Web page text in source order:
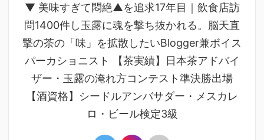
▼ 美味すぎて悶絶▲を追求17年目｜飲食店訪
問1400件し玉露に魂を撃ち抜かれる。脳天直
撃の茶の「味」を拡散したいBlogger兼ボイス
パーカショニスト 【茶実績】日本茶アドバイ
ザー・玉露の淹れ方コンテスト準決勝出場
【酒資格】シードルアンバサダー・メスカレ
ロ・ビール検定3級